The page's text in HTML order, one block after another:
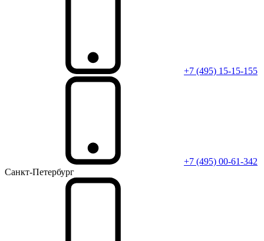
+7 (495) 15-15-155
+7 (495) 00-61-342
Санкт-Петербург